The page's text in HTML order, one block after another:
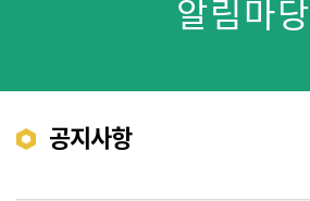
알림마당
공지사항